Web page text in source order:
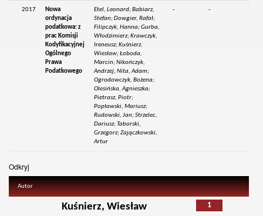
2017
Nowa
ordynacja
podatkowa: z
prac Komisji
Kodyfikacyjnej
Ogólnego
Prawa
Podatkowego
Etel, Leonard; Babiarz,
Stefan; Dowgier, Rafał;
Filipczyk, Hanna; Gurba,
Włodzimierz; Krawczyk,
Ireneusz; Kuśnierz,
Wiesław; Łoboda,
Marcin; Nikończyk,
Andrzej; Nita, Adam;
Ogrodowczyk, Bożena;
Olesińska, Agnieszka;
Pietrasz, Piotr;
Popławski, Mariusz;
Rudowski, Jan; Strzelec,
Dariusz; Taborski,
Grzegorz; Zajączkowski,
Artur
- -
Odkryj
Autor
1
Kuśnierz, Wiesław